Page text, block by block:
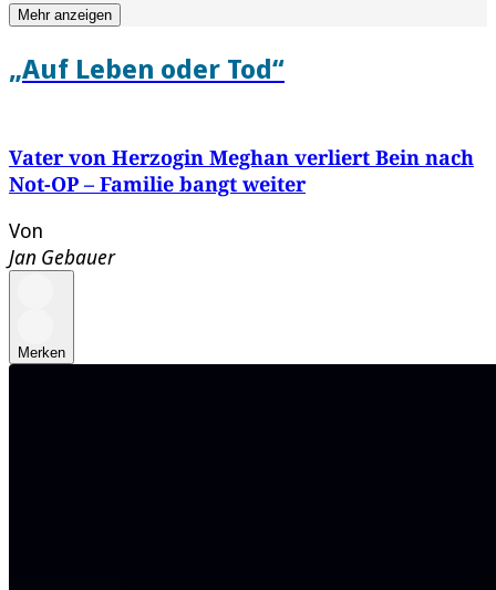
Mehr anzeigen
„Auf Leben oder Tod“
Vater von Herzogin Meghan verliert Bein nach
Not-OP – Familie bangt weiter
Von
Jan Gebauer
Merken